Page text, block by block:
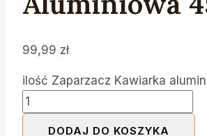
99,99 zł
ilość Zaparzacz Kawiarka
DODAJ DO KOSZYKA